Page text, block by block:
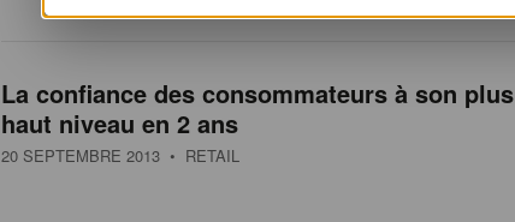
La confiance des consommateurs à son plus
haut niveau en 2 ans
20 SEPTEMBRE 2013 • RETAIL